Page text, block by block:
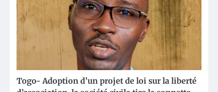
Togo- Adoption d’un projet de loi sur la liberté